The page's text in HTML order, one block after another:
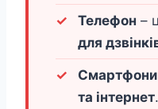
Телефон –
для
Смартфони
та інтернет.